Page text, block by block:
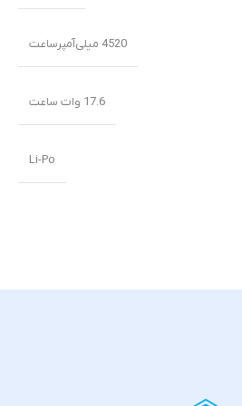
4520 میلی‌‌‌آمپرساعت
17.6 وات ساعت
Li-Po